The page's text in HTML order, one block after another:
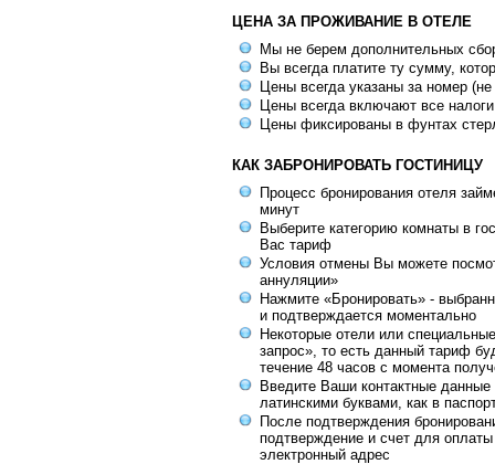
ЦЕНА ЗА ПРОЖИВАНИЕ В ОТЕЛЕ
Мы не берем дополнительных
Вы всегда платите ту сумму,
Цены всегда указаны за номер
Цены всегда включают все
Цены фиксированы в фунтах
КАК ЗАБРОНИРОВАТЬ ГОСТИНИЦУ
Процесс бронирования отеля
минут
Выберите категорию комнаты в
Вас тариф
Условия отмены Вы можете
аннуляции»
Нажмите «Бронировать» -
и подтверждается моментально
Некоторые отели или
запрос», то есть данный тариф
течение 48 часов с момента
Введите Ваши контактные данные
латинскими буквами, как в
После подтверждения
подтверждение и счет для
электронный адрес